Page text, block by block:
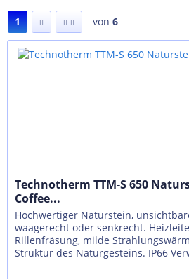
1 von 6
Technotherm TTM-S 650
Coffee...
Hochwertiger Naturstein,
waagerecht oder senkrecht.
Rillenfräsung, milde
Struktur des Naturgesteins. IP66